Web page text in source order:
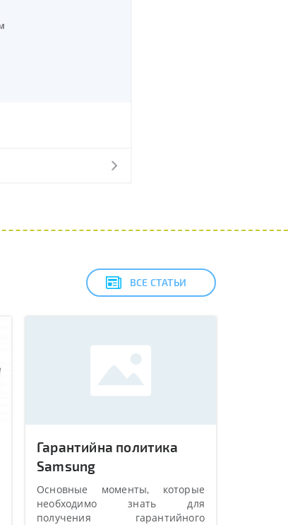
ВСЕ СТАТЬИ
Гарантийна политика
Samsung
Основные моменты, которые
необходимо знать для
получения гарантийного